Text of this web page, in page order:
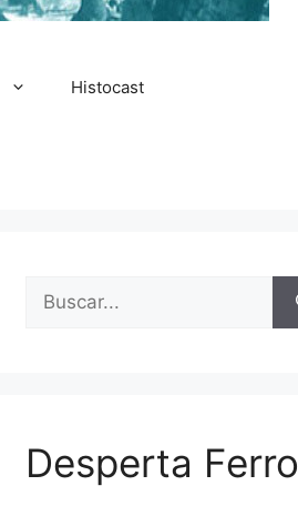
Histocast
Buscar:
Desperta Ferro